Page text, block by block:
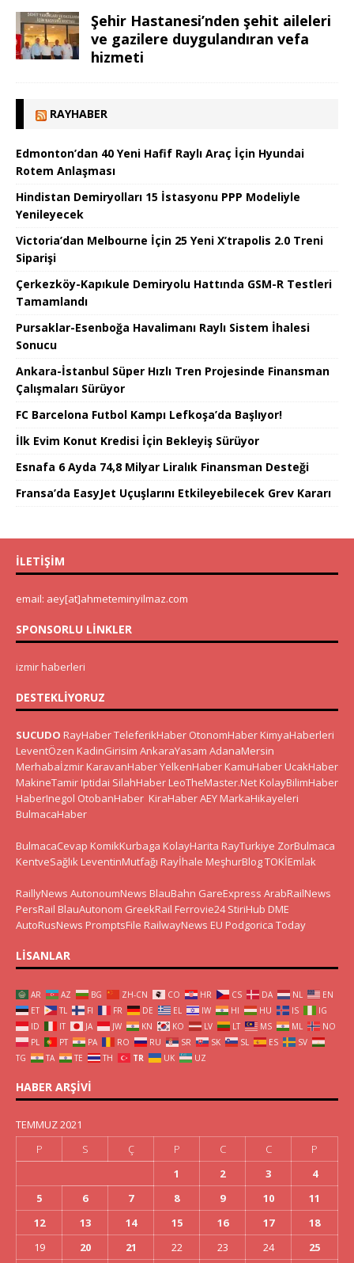
Şehir Hastanesi’nden şehit aileleri
ve gazilere duygulandıran vefa
hizmeti
RAYHABER
Edmonton’dan 40 Yeni Hafif Raylı Araç İçin Hyundai
Rotem Anlaşması
Hindistan Demiryolları 15 İstasyonu PPP Modeliyle
Yenileyecek
Victoria’dan Melbourne İçin 25 Yeni X’trapolis 2.0 Treni
Siparişi
Çerkezköy-Kapıkule Demiryolu Hattında GSM-R Testleri
Tamamlandı
Pursaklar-Esenboğa Havalimanı Raylı Sistem İhalesi
Sonucu
Ankara-İstanbul Süper Hızlı Tren Projesinde Finansman
Çalışmaları Sürüyor
FC Barcelona Futbol Kampı Lefkoşa’da Başlıyor!
İlk Evim Konut Kredisi İçin Bekleyiş Sürüyor
Esnafa 6 Ayda 74,8 Milyar Liralık Finansman Desteği
Fransa’da EasyJet Uçuşlarını Etkileyebilecek Grev Kararı
İLETIŞIM
email: aey[at]ahmeteminyilmaz.com
SPONSORLU LINKLER
izmir haberleri
DESTEKLIYORUZ
SUCUDO RayHaberTeleferikHaber OtonomHaber KimyaHaberleri
LeventÖzen KadinGirisim AnkaraYasam AdanaMersin
Merhabaİzmir KaravanHaberYelkenHaber KamuHaber UcakHaber
MakineTamir Iptidai SilahHaber LeoTheMaster.Net KolayBilimHaber
HaberInegol OtobanHaber KiraHaberAEY MarkaHikayeleri
BulmacaHaber
BulmacaCevap KomikKurbaga KolayHarita RayTurkiye ZorBulmaca
KentveSağlık LeventinMutfağı Rayİhale MeşhurBlogTOKİEmlak
RaillyNews AutonoumNews BlauBahn GareExpress ArabRailNews
PersRail BlauAutonom GreekRail Ferrovie24 StiriHub DME
AutoRusNews PromptsFile RailwayNews EU Podgorica Today
LISANLAR
AR AZ BG ZH-CN CO HR CS DA NL
EN
ET
TL FI FR DE EL IW HI HU IS
IG
ID
IT JA JW KN KO LV LT MS ML
NO
PL
PT PA RO RU SR SK SL ES
SV
TG
TA TE TH TR UK UZ
HABER ARŞIVI
TEMMUZ 2021
P
S Ç P C C
P
1
2 3
4
5
6 7 8 9 10
11
12
13 14 15 16 17
18
19
20 21 22 23 24 25